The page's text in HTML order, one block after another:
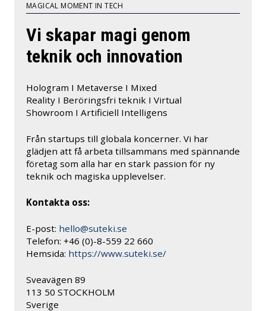
MAGICAL MOMENT IN TECH
Vi skapar magi genom
teknik och innovation
Hologram I Metaverse I Mixed
Reality I Beröringsfri teknik I Virtual
Showroom I Artificiell Intelligens
Från startups till globala koncerner. Vi har
glädjen att få arbeta tillsammans med spännande
företag som alla har en stark passion för ny
teknik och magiska upplevelser.
Kontakta oss:
E-post: hello@suteki.se
Telefon: +46 (0)-8-559 22 660
Hemsida: https://www.suteki.se/
Sveavägen 89
113 50 STOCKHOLM
Sverige